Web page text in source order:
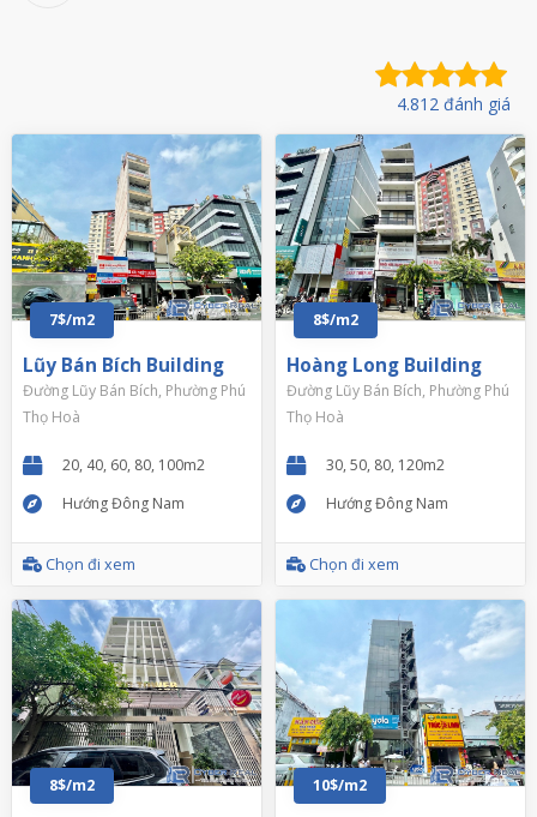
4.812 đánh giá
7$/m2
Lũy Bán Bích Building
Đường Lũy Bán Bích, Phường Phú
Thọ Hoà
20, 40, 60, 80, 100m2
Hướng Đông Nam
Chọn đi xem
8$/m2
Hoàng Long Building
Đường Lũy Bán Bích, Phường Phú
Thọ Hoà
30, 50, 80, 120m2
Hướng Đông Nam
Chọn đi xem
8$/m2 10$/m2